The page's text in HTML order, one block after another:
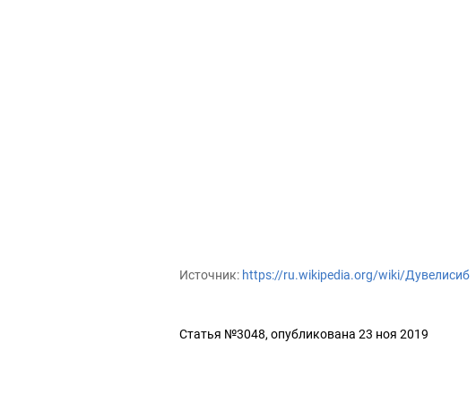
Источник: https://ru.wikipedia.org/wiki/Дувелисиб
Статья №3048, опубликована 23 ноя 2019